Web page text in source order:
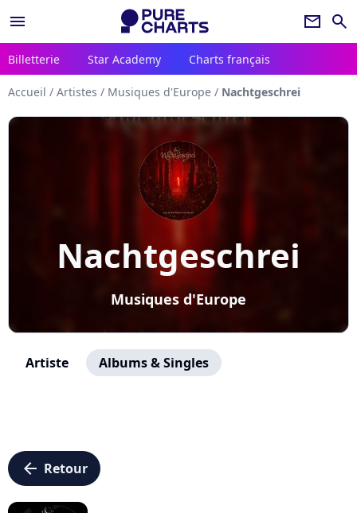
menu newsletter search
Billetterie Star Academy Charts français
Accueil / Artistes / Musiques d'Europe / Nachtgeschrei
Nachtgeschrei
Musiques d'Europe
Artiste Albums & Singles
arrow_left Retour